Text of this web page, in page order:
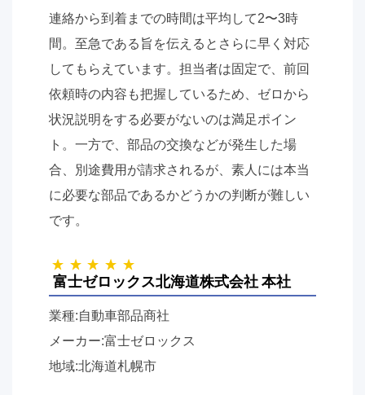
連絡から到着までの時間は平均して2〜3時
間。至急である旨を伝えるとさらに早く対応
してもらえています。担当者は固定で、前回
依頼時の内容も把握しているため、ゼロから
状況説明をする必要がないのは満足ポイン
ト。一方で、部品の交換などが発生した場
合、別途費用が請求されるが、素人には本当
に必要な部品であるかどうかの判断が難しい
です。
富士ゼロックス北海道株式会社 本社
業種:自動車部品商社
メーカー:富士ゼロックス
地域:北海道札幌市